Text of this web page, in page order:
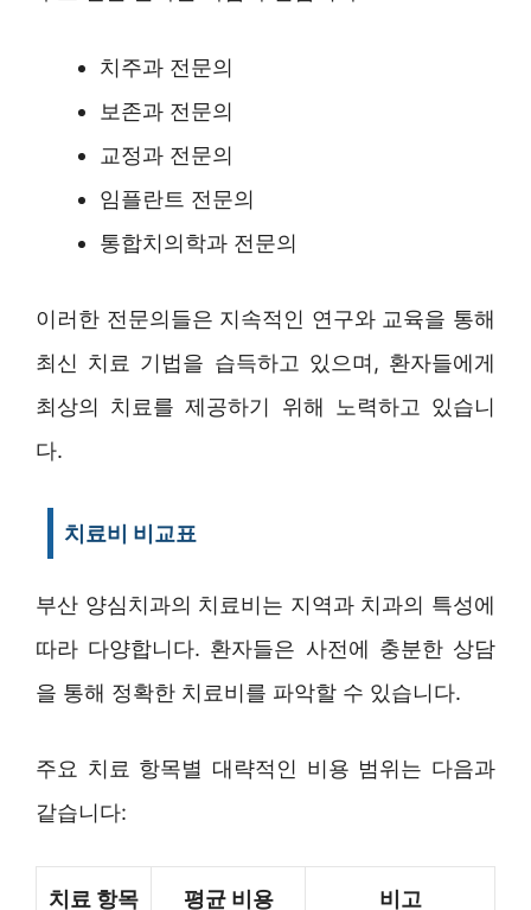
치주과 전문의
보존과 전문의
교정과 전문의
임플란트 전문의
통합치의학과 전문의
이러한 전문의들은 지속적인 연구와 교육을 통해
최신 치료 기법을 습득하고 있으며, 환자들에게
최상의 치료를 제공하기 위해 노력하고 있습니
다.
치료비 비교표
부산 양심치과의 치료비는 지역과 치과의 특성에
따라 다양합니다. 환자들은 사전에 충분한 상담
을 통해 정확한 치료비를 파악할 수 있습니다.
주요 치료 항목별 대략적인 비용 범위는 다음과
같습니다:
치료 항목 평균 비용 비고